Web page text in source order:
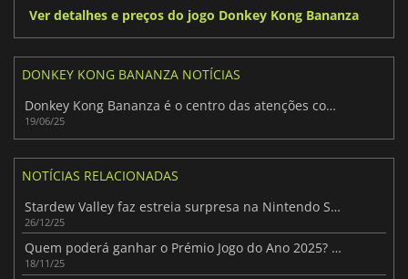
Ver detalhes e preços do jogo Donkey Kong Bananza
DONKEY KONG BANANZA NOTÍCIAS
Donkey Kong Bananza é o centro das atenções com uma grande revelação de jogabilidade
19/06/25
NOTÍCIAS RELACIONADAS
Stardew Valley faz estreia surpresa na Nintendo Switch 2
26/12/25
Quem poderá ganhar o Prémio Jogo do Ano 2025? Nomeados revelados
18/11/25